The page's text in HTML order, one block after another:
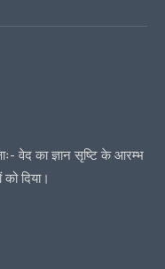
वेद का ज्ञान सृष्टि के आरम्भ
दिया।